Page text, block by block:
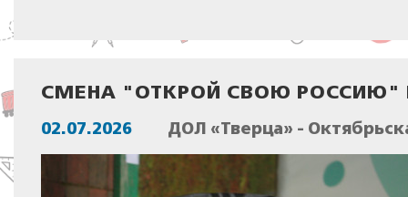
СМЕНА "ОТКРОЙ СВОЮ РОССИЮ"
02.07.2026 ДОЛ «Тверца» -